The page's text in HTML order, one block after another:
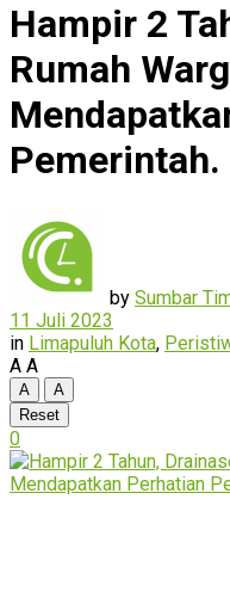
Hampir 2
Rumah
Pemerintah.
by Sumbar
11 Juli 2023
in Limapuluh Kota,
A A
A
A
Reset
0